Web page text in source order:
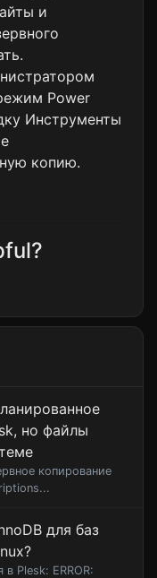
и
.
Power
Инструменты
копию.
но файлы
копирование
для баз
Plesk: ERROR: